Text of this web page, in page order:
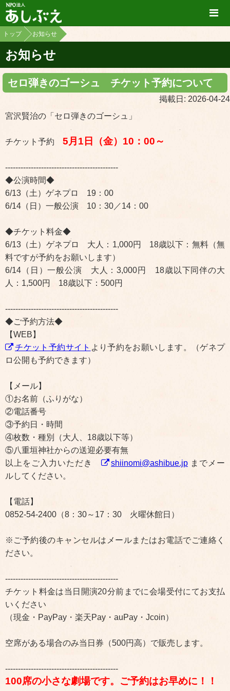
トップ お知らせ
お知らせ
セロ弾きのゴーシュ チケット予約について
掲載日: 2026-04-24
宮沢賢治の「セロ弾きのゴーシュ」
チケット予約 5月1日（金）10：00～
--------------------------------------------
◆公演時間◆
6/13（土）ゲネプロ 19：00
6/14（日）一般公演 10：30／14：00
◆チケット料金◆
6/13（土）ゲネプロ 大人：1,000円 18歳以下：無料（無
料ですが予約をお願いします）
6/14（日）一般公演 大人：3,000円 18歳以下同伴の大
人：1,500円 18歳以下：500円
--------------------------------------------
◆ご予約方法◆
【WEB】
チケット予約サイト より予約をお願いします。（ゲネプ
ロ公開も予約できます）
【メール】
①お名前（ふりがな）
②電話番号
③予約日・時間
④枚数・種別（大人、18歳以下等）
⑤八重垣神社からの送迎必要有無
以上をご入力いただき
shiinomi@ashibue.jp までメー
ルしてください。
【電話】
0852-54-2400（8：30～17：30 火曜休館日）
※ご予約後のキャンセルはメールまたはお電話でご連絡く
ださい。
--------------------------------------------
チケット料金は当日開演20分前までに会場受付にてお支払
いください
（現金・PayPay・楽天Pay・auPay・Jcoin）
空席がある場合のみ当日券（500円高）で販売します。
--------------------------------------------
100席の小さな劇場です。ご予約はお早めに！！